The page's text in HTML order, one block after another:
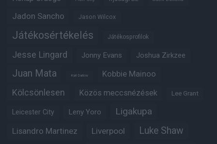
Jadon Sancho Jason Wilcox
Játékosértékelés Játékosprofilok
Jesse Lingard Jonny Evans Joshua Zirkzee
Juan Mata Karl Darlow Kobbie Mainoo
Kölcsönlesen Közös meccsnézések Lee Grant
Leicester City Leny Yoro Ligakupa
Lisandro Martinez Liverpool Luke Shaw